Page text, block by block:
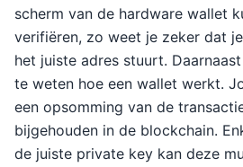
scherm van de hardware wallet
verifiëren, zo weet je zeker dat
het juiste adres stuurt.
te weten hoe een wallet werkt.
een opsomming van de
bijgehouden in de blockchain.
de juiste private key kan deze